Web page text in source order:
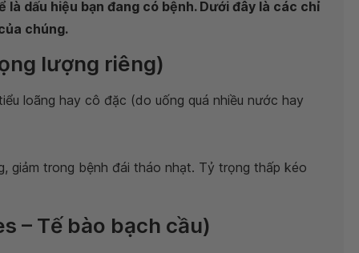
dấu hiệu bạn đang có bệnh. Dưới đây là các chỉ
chúng.
lượng riêng)
loãng hay cô đặc (do uống quá nhiều nước hay
giảm trong bệnh đái tháo nhạt. Tỷ trọng thấp kéo
– Tế bào bạch cầu)